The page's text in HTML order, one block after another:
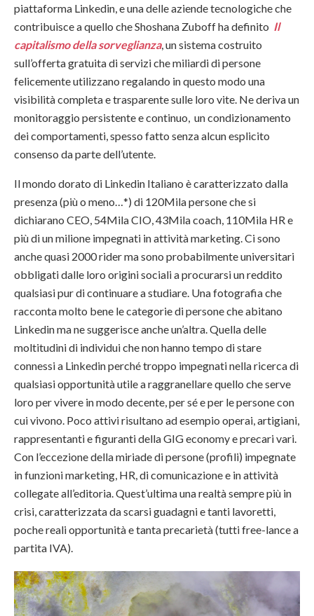
piattaforma Linkedin, e una delle aziende tecnologiche che
contribuisce a quello che Shoshana Zuboff ha definito Il
capitalismo della sorveglianza, un sistema costruito
sull’offerta gratuita di servizi che miliardi di persone
felicemente utilizzano regalando in questo modo una
visibilità completa e trasparente sulle loro vite. Ne deriva un
monitoraggio persistente e continuo, un condizionamento
dei comportamenti, spesso fatto senza alcun esplicito
consenso da parte dell’utente.
Il mondo dorato di Linkedin Italiano è caratterizzato dalla
presenza (più o meno…*) di 120Mila persone che si
dichiarano CEO, 54Mila CIO, 43Mila coach, 110Mila HR e
più di un milione impegnati in attività marketing. Ci sono
anche quasi 2000 rider ma sono probabilmente universitari
obbligati dalle loro origini sociali a procurarsi un reddito
qualsiasi pur di continuare a studiare. Una fotografia che
racconta molto bene le categorie di persone che abitano
Linkedin ma ne suggerisce anche un’altra. Quella delle
moltitudini di individui che non hanno tempo di stare
connessi a Linkedin perché troppo impegnati nella ricerca di
qualsiasi opportunità utile a raggranellare quello che serve
loro per vivere in modo decente, per sé e per le persone con
cui vivono. Poco attivi risultano ad esempio operai, artigiani,
rappresentanti e figuranti della GIG economy e precari vari.
Con l’eccezione della miriade di persone (profili) impegnate
in funzioni marketing, HR, di comunicazione e in attività
collegate all’editoria. Quest’ultima una realtà sempre più in
crisi, caratterizzata da scarsi guadagni e tanti lavoretti,
poche reali opportunità e tanta precarietà (tutti free-lance a
partita IVA).